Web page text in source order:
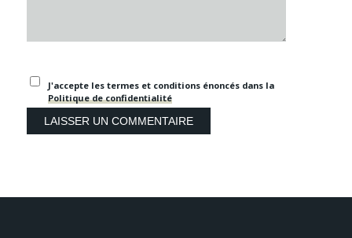
J'accepte les termes et conditions énoncés dans la
Politique de confidentialité